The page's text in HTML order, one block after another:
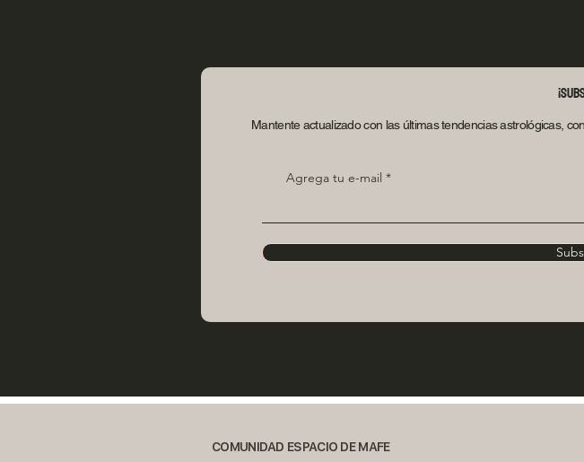
Mantente actualizado con las últimas tendencias astrológicas,
Agrega tu e-mail
COMUNIDAD ESPACIO DE MAFE